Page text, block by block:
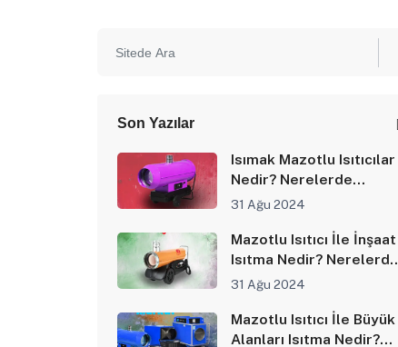
Son Yazılar
Isımak Mazotlu Isıtıcılar
Nedir? Nerelerde
Kullanılır?
31 Ağu 2024
Mazotlu Isıtıcı İle İnşaat
Isıtma Nedir? Nerelerde
Kullanılır?
31 Ağu 2024
Mazotlu Isıtıcı İle Büyük
Alanları Isıtma Nedir?